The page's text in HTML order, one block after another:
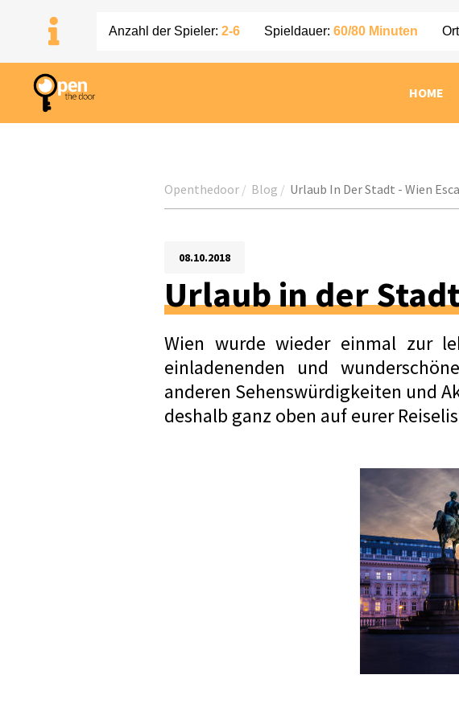
Anzahl der Spieler: 2-6 Spieldauer: 60/80 Minuten
HOME
Openthedoor Blog Urlaub In Der Stadt - Wien
08.10.2018
Urlaub in der
Wien wurde wieder einmal zur
einladenenden und
anderen Sehenswürdigkeiten und
deshalb ganz oben auf eurer